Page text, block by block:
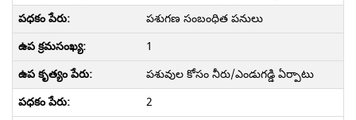
పశుగణ సంబంధిత పనులు
1
పశువుల కోసం నీరు/ఎండుగడ్డి ఏర్పాటు
2